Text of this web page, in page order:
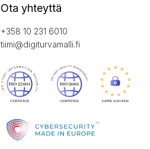
Ota yhteyttä
+358 10 231 6010
tiimi@digiturvamalli.fi